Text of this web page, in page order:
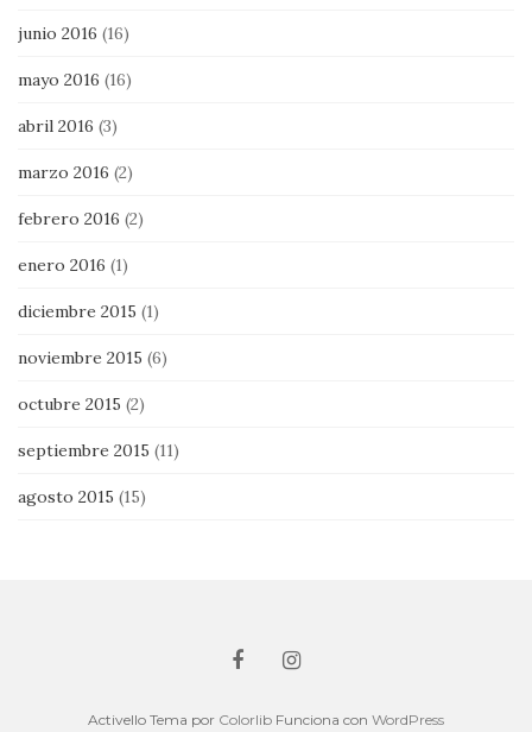
junio 2016 (16)
mayo 2016 (16)
abril 2016 (3)
marzo 2016 (2)
febrero 2016 (2)
enero 2016 (1)
diciembre 2015 (1)
noviembre 2015 (6)
octubre 2015 (2)
septiembre 2015 (11)
agosto 2015 (15)
Activello Tema por Colorlib Funciona con WordPress